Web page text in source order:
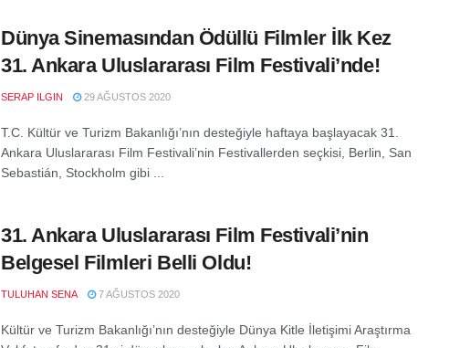
Dünya Sinemasından Ödüllü Filmler İlk Kez
31. Ankara Uluslararası Film Festivali’nde!
SERAP ILGIN 29 AĞUSTOS 2020
T.C. Kültür ve Turizm Bakanlığı’nın desteğiyle haftaya başlayacak 31.
Ankara Uluslararası Film Festivali’nin Festivallerden seçkisi, Berlin, San
Sebastián, Stockholm gibi ...
31. Ankara Uluslararası Film Festivali’nin
Belgesel Filmleri Belli Oldu!
TULUHAN SENA 7 AĞUSTOS 2020
Kültür ve Turizm Bakanlığı’nın desteğiyle Dünya Kitle İletişimi Araştırma